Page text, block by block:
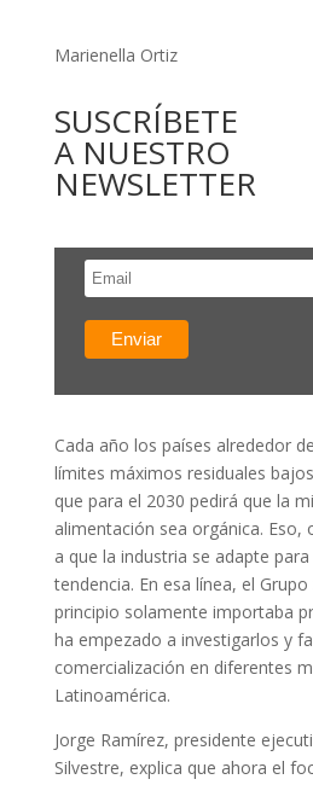
Marienella Ortiz
SUSCRÍBETE
A NUESTRO
NEWSLETTER
Cada año los países alrededor
límites máximos residuales
que para el 2030 pedirá que la
alimentación sea orgánica. Eso,
a que la industria se adapte
tendencia. En esa línea, el
principio solamente importaba
ha empezado a investigarlos y
comercialización en diferentes
Latinoamérica.
Jorge Ramírez, presidente
Silvestre, explica que ahora el